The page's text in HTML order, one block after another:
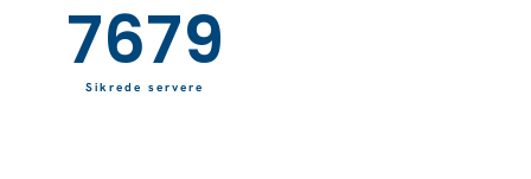
Sikrede servere
10000